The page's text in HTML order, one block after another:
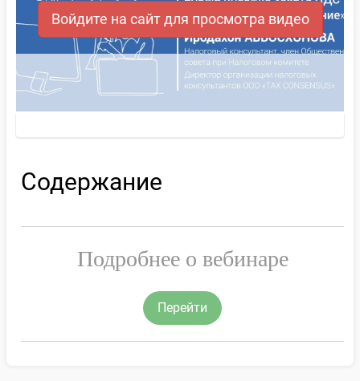
Войдите на сайт для просмотра видео
Содержание
Подробнее о вебинаре
Перейти